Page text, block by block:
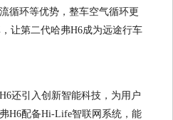
循环等优势，整车空气循环更
让第二代哈弗H6成为远途行车
还引入创新智能科技，为用户
H6配备Hi-Life智联网系统，能